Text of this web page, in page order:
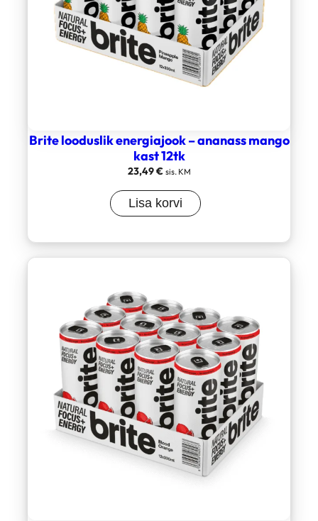
Brite looduslik energiajook – ananass mango
kast 12tk
23,49€ sis. KM
Lisa korvi